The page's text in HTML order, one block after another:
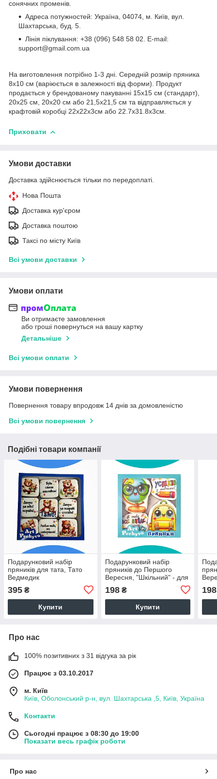
сонячних променів.
Адреса потужностей: Україна, 04074, м. Київ, вул.
Шахтарська, буд. 5.
Лінія піклування: +38 (096) 548 58 02. E-mail:
support@gmail.com.ua
На виготовлення потрібно 1-3 дні. Cередній розмір пряника
8х10 см (варіюється в залежності від форми). Продукт
продається у брендованому пакуванні 15х15 см (стандарт),
20х25 см, 20х20 см або 21,5х21,5 см та відправляється у
крафтовій коробці 22х22х3см або 22.7х31.8х3см.
Приховати
Умови доставки
Доставка здійснюється тільки по передоплаті.
Нова Пошта
Доставка кур'єром
Доставка поштою
Таксі по місту Київ
Всі умови доставки
Умови оплати
Ви отримаєте замовлення
або гроші повернуться на вашу картку
Детальніше
Всі умови оплати
Умови повернення
Повернення товару впродовж 14 днів за домовленістю
Всі умови повернення
Подібні товари компанії
Подарунковий набір
пряників для тата, Тато
Ведмедик
395 ₴
Купити
Подарунковий набір
пряників до Першого
Вересня, "Шкільний" - для
198₴
Купити
198
Про нас
100% позитивних з 31 відгука за рік
Працює з 03.10.2017
м. Київ
Київ, Оболонський р-н, вул. Шахтарська ,5, Київ, Україна
Контакти
Сьогодні працює з 08:30 до 19:00
Показати весь графік роботи
Про нас